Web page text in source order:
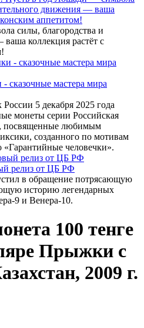
движения — ваша
аппетитом!
силы, благородства и
коллекция растёт с
мастера мира
5 декабря 2025 года
монеты серии Российская
посвященные любимым
созданного по мотивам
«Гарантийные человечки».
релиз от ЦБ РФ
в обращение потрясающую
историю легендарных
9 и Венера-10.
100 тенге
Прыжки с
2009 г.